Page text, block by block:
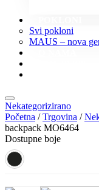
Svi pokloni
MAUS – nova
Nekategorizirano
Početna /Trgovina /
backpack MO6464
Dostupne boje